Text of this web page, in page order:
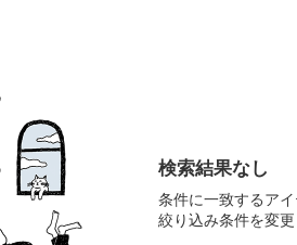
検索結果なし
条件に一致するア
絞り込み条件を変